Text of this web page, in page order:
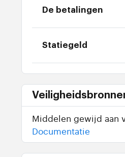
De betalingen
Statiegeld
Middelen gewijd aan
Documentatie